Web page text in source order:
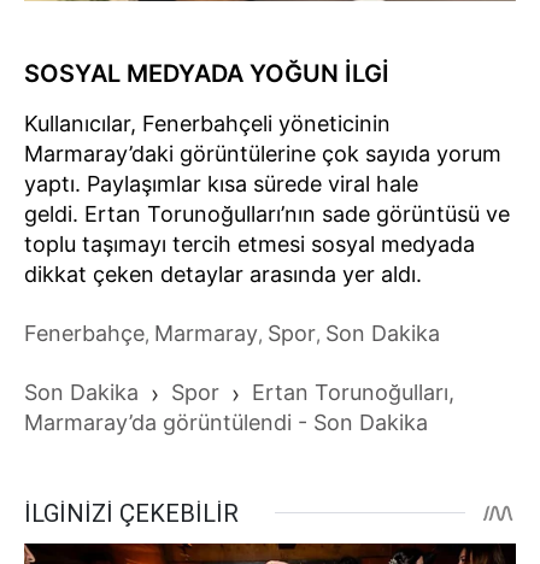
SOSYAL MEDYADA YOĞUN İLGİ
Kullanıcılar, Fenerbahçeli yöneticinin
Marmaray’daki görüntülerine çok sayıda yorum
yaptı. Paylaşımlar kısa sürede viral hale
geldi. Ertan Torunoğulları’nın sade görüntüsü ve
toplu taşımayı tercih etmesi sosyal medyada
dikkat çeken detaylar arasında yer aldı.
Fenerbahçe, Marmaray, Spor, Son Dakika
Son Dakika › Spor › Ertan Torunoğulları,
Marmaray’da görüntülendi - Son Dakika